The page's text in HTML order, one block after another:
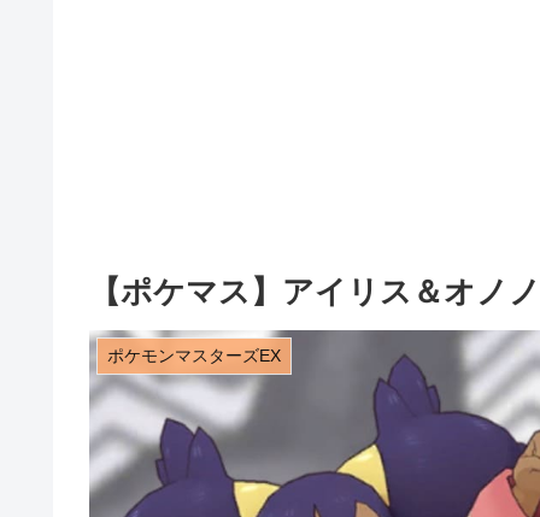
【ポケマス】アイリス＆オ
ポケモンマスターズEX